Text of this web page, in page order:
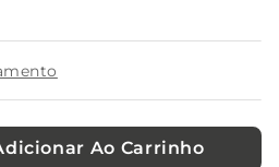
Ao Carrinho